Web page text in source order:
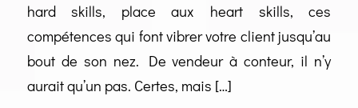
hard skills, place aux heart skills, ces
compétences qui font vibrer votre client jusqu’au
bout de son nez. De vendeur à conteur, il n’y
aurait qu’un pas. Certes, mais […]